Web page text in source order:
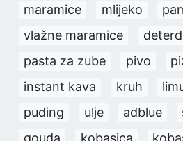
maramice
mlijeko
vlažne maramice
pasta za zube
pivo
instant kava
kruh
puding
ulje adblue
gouda
kobasica